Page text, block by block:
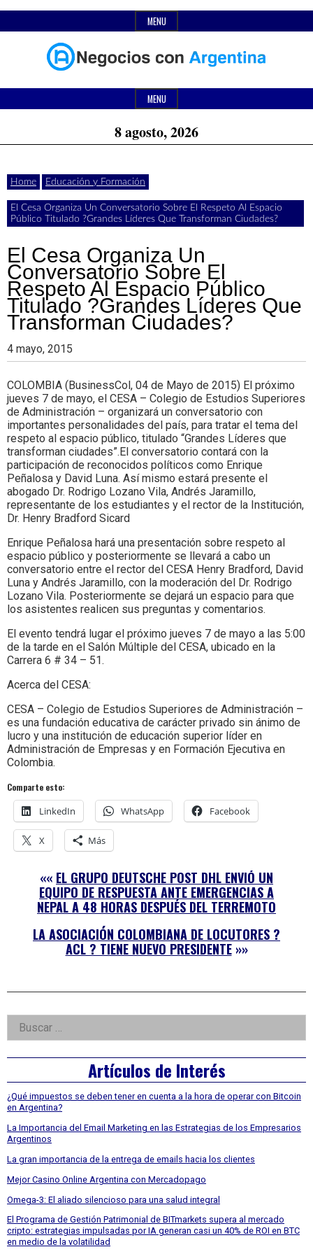
to
MENU
Negocios
con
Argentina
Últimas
noticias,
comunicados
actualidad
de
negocios
con
Argentina.
Header
MENU
8 agosto, 2026
Home Educación y Formación
El Cesa Organiza Un Conversatorio Sobre El Respeto Al Espacio
Público Titulado ?Grandes Líderes Que Transforman Ciudades?
El Cesa Organiza Un
Conversatorio Sobre El
Respeto Al Espacio Público
Titulado ?Grandes Líderes Que
Transforman Ciudades?
4 mayo, 2015
COLOMBIA (BusinessCol, 04 de Mayo de 2015) El próximo
jueves 7 de mayo, el CESA – Colegio de Estudios Superiores
de Administración – organizará un conversatorio con
importantes personalidades del país, para tratar el tema del
respeto al espacio público, titulado “Grandes Líderes que
transforman ciudades”.El conversatorio contará con la
participación de reconocidos políticos como Enrique
Peñalosa y David Luna. Así mismo estará presente el
abogado Dr. Rodrigo Lozano Vila, Andrés Jaramillo,
representante de los estudiantes y el rector de la Institución,
Dr. Henry Bradford Sicard
Enrique Peñalosa hará una presentación sobre respeto al
espacio público y posteriormente se llevará a cabo un
conversatorio entre el rector del CESA Henry Bradford, David
Luna y Andrés Jaramillo, con la moderación del Dr. Rodrigo
Lozano Vila. Posteriormente se dejará un espacio para que
los asistentes realicen sus preguntas y comentarios.
El evento tendrá lugar el próximo jueves 7 de mayo a las 5:00
de la tarde en el Salón Múltiple del CESA, ubicado en la
Carrera 6 # 34 – 51.
Acerca del CESA:
CESA – Colegio de Estudios Superiores de Administración –
es una fundación educativa de carácter privado sin ánimo de
lucro y una institución de educación superior líder en
Administración de Empresas y en Formación Ejecutiva en
Colombia.
Comparte esto:
LinkedIn WhatsApp Facebook
X Más
«« EL GRUPO DEUTSCHE POST DHL ENVIÓ UN
EQUIPO DE RESPUESTA ANTE EMERGENCIAS A
NEPAL A 48 HORAS DESPUÉS DEL TERREMOTO
LA ASOCIACIÓN COLOMBIANA DE LOCUTORES ?
ACL ? TIENE NUEVO PRESIDENTE»»
Right
Asides
Buscar:
Artículos de Interés
¿Qué impuestos se deben tener en cuenta a la hora de operar con Bitcoin
en Argentina?
La Importancia del Email Marketing en las Estrategias de los Empresarios
Argentinos
La gran importancia de la entrega de emails hacia los clientes
Mejor Casino Online Argentina con Mercadopago
Omega-3: El aliado silencioso para una salud integral
El Programa de Gestión Patrimonial de BITmarkets supera al mercado
cripto: estrategias impulsadas por IA generan casi un 40% de ROI en BTC
en medio de la volatilidad